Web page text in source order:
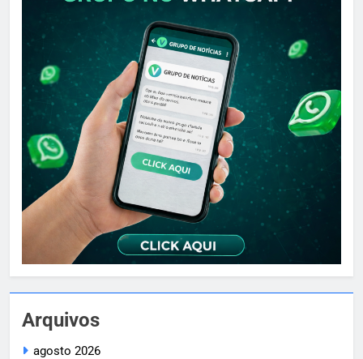
Arquivos
agosto 2026